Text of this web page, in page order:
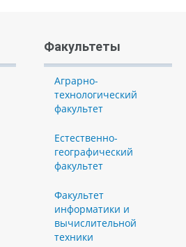
Факультеты
Аграрно-
технологический
факультет
Естественно-
географический
факультет
Факультет
информатики и
вычислительной
техники